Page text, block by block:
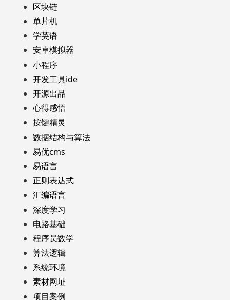
区块链
单片机
学英语
安卓模拟器
小程序
开发工具ide
开源出品
心得感悟
按键精灵
数据结构与算法
易优cms
易语言
正则表达式
汇编语言
深度学习
电路基础
程序员数学
算法逻辑
系统环境
素材网址
项目案例